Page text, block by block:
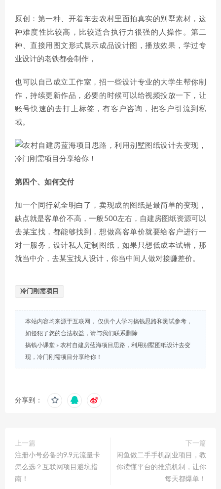
原创：第一种、开着车去农村里面拍真实的别墅素材，这
种难度性比较高，比较适合执行力很强的人操作。第二
种、直接用图文形式展示成品设计图，播放效果，学过专
业设计的老铁都会制作，
也可以自己成立工作室，招一些设计专业的大学生帮你制
作，持续更新作品，必要的时候可以给视频投放一下，让
账号快速的去打上标签，有客户咨询，把客户引流到私
域。
第四个、如何交付
加一个同行就全明白了，卖现成的图纸是最简单的变现，
缺点就是客单价不高，一般500左右，自建房图纸资源可以
去某宝找，都能够找到，想做高客单价就要给客户进行一
对一服务，设计私人定制图纸，如果只想低成本试错，那
就当中介，去某宝找人设计，你当中间人做对接赚差价。
冷门刚需项目
本站内容均来源于互联网， 仅供个人学习搞钱思路和测试参考，
如侵犯了您的合法权益，请与我们联系删除
搞钱小课堂 » 农村自建房蓝海项目思路，利用别墅图纸设计去变
现，冷门刚需项目分享给你！
分享到：
上一篇
注册小号必备的9.9元流量卡
怎么选？互联网项目避坑指
南！
下一篇
闲鱼做二手手机副业项目，教
你读懂平台的推流机制，让你
每天都爆单！